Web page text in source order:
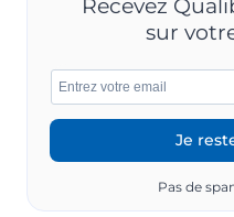
PARTIES
Recevez
sur
Pas de